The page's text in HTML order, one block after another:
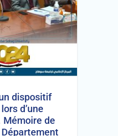
dispositif
d’une
Mémoire de